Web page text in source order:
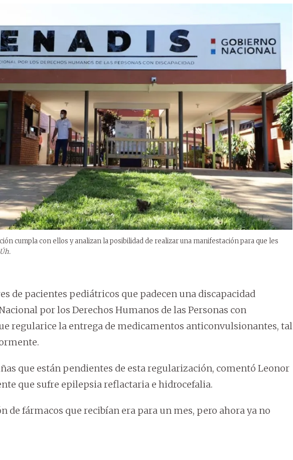
cumpla con ellos y analizan la posibilidad de realizar una manifestación para que les
de pacientes pediátricos que padecen una discapacidad
por los Derechos Humanos de las Personas con
regularice la entrega de medicamentos anticonvulsionantes, tal
que están pendientes de esta regularización, comentó Leonor
que sufre epilepsia reflactaria e hidrocefalia.
de fármacos que recibían era para un mes, pero ahora ya no